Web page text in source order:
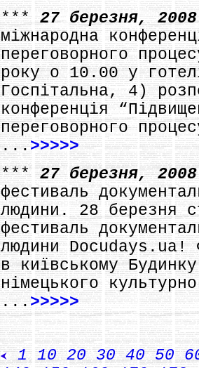
***27 березня,
міжнародна
переговорного
року о 10.00 у
Госпітальна, 4)
конференція
переговорного
...>>>>>
***27 березня,
фестиваль
людини. 28 березня
фестиваль
людини Docudays.ua!
в київському
німецького
...>>>>>
1 10 20 30 40 50